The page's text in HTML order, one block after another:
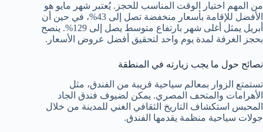
من المهم اختيار الوقت المناسب للحجز. يُعتبر شهر مايو هو
الأفضل للإقامة بأسعار منخفضة تصل إلى 43%، في حين أن
أبريل يمثل أغلى شهر بارتفاع متوسط يصل إلى 129%. ينصح
بحجز الغرفة لمدة يوم واحد لتحقيق أفضل عروض الأسعار.
نصائح حول ما يجب زيارته في المنطقة
تستمتع الزوار بمعالم سياحية قريبة من الفندق، مثل
الأهرامات والمتحف المصري. يمكن لضيوف فندق الجاد
المحبس استكشاف التاريخ الثقافي الغني للمدينة من خلال
جولات سياحية منظمة يقدمها الفندق.